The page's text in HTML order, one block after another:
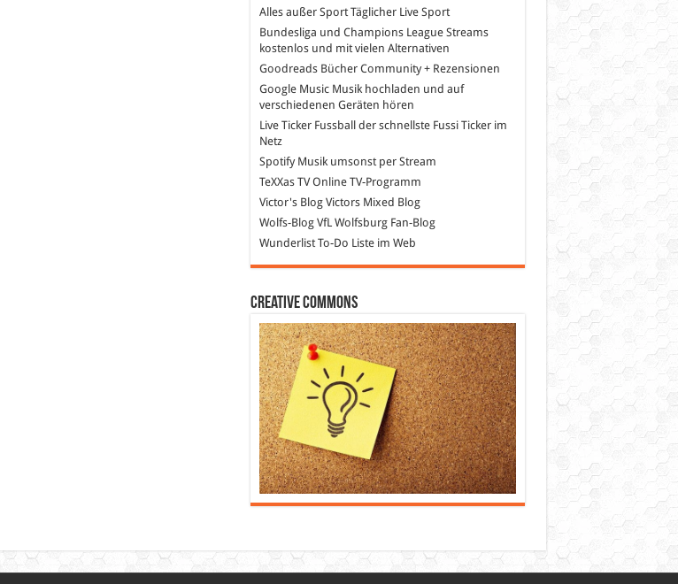
Alles außer SportTäglicher Live Sport
Bundesliga und Champions League Streams
kostenlos und mit vielen Alternativen
GoodreadsBücher Community + Rezensionen
Google MusicMusik hochladen und auf
verschiedenen Geräten hören
Live Ticker Fussball
der schnellste Fussi Ticker im
Netz
SpotifyMusik umsonst per Stream
TeXXas TVOnline TV-Programm
Victor's BlogVictors Mixed Blog
Wolfs-BlogVfL Wolfsburg Fan-Blog
WunderlistTo-Do Liste im Web
Creative Commons